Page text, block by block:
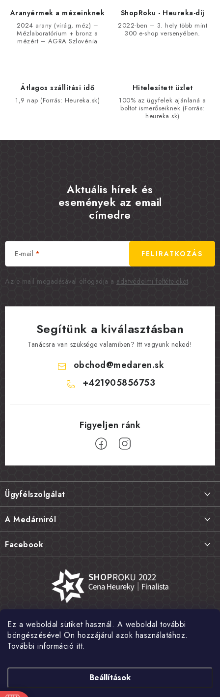
Ez a weboldal sütiket használ. A weboldal további
böngészésével Ön hozzájárul azok használatához.
További információ itt.
Beállítások
Aranyérmek a mézeinknek
2024 arany (virág, méz) –
Mézlaboratórium + bronz a
mézért – AGRA Szlovénia
ShopRoku - Heureka-díj
2022-ben – 3. hely több mint
300 e-shop versenyében.
Átlagos szállítási idő
1,9 nap (Forrás: Heureka.sk)
Hitelesített üzlet
100% az ügyfelek ajánlaná a
boltot ismerőseiknek (Forrás:
heureka.sk)
Aktuális hírek és
események az email
címedre
E-mail
Az e-mail megadásával elfogadja a adatvédelmi feltételeket.
FELIRATKOZÁS
Segítünk a kiválasztásban
Tanácsra van szüksége valamiben? Itt vagyunk neked!
obchod@medaren.sk
+421905856753
L
á
b
l
é
c
Ügyfélszolgálat
Termékek visszaküldése, csere és reklamációk
Gyakori kérdések FAQ
Általános szerződési feltételek
Nagykereskedelem
A Medárniról
A mi történetünk
Fotógaléria
Hírek
Facebook